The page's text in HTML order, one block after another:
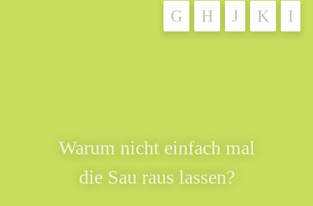
Warum nicht einfach mal
die Sau raus lassen?